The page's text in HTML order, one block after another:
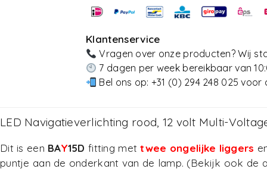
Toevoegen Aan
Klantenservice
Vragen over onze producten? Wij
7 dagen per week bereikbaar van
Bel ons op: +31 (0) 294 248 025 voor
LED Navigatieverlichting rood, 12 volt Multi-
Dit is een BAY15D fitting mettwee ongelijke liggers
puntje aan de onderkant van de lamp. (Bekijk ook de